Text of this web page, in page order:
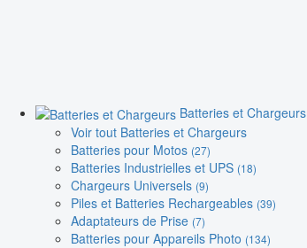
Batteries et Chargeurs
Voir tout Batteries et Chargeurs
Batteries pour Motos (27)
Batteries Industrielles et UPS (18)
Chargeurs Universels (9)
Piles et Batteries Rechargeables (39)
Adaptateurs de Prise (7)
Batteries pour Appareils Photo (134)